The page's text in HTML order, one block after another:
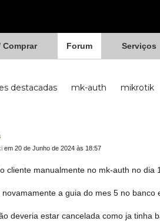
Comprar Forum Serviços
destacadas mk-auth mikrotik
em 20 de Junho de 2024 às 18:57
cliente manualmente no mk-auth no dia
a guia do mes 5 no banco
deveria estar cancelada como ja tinha